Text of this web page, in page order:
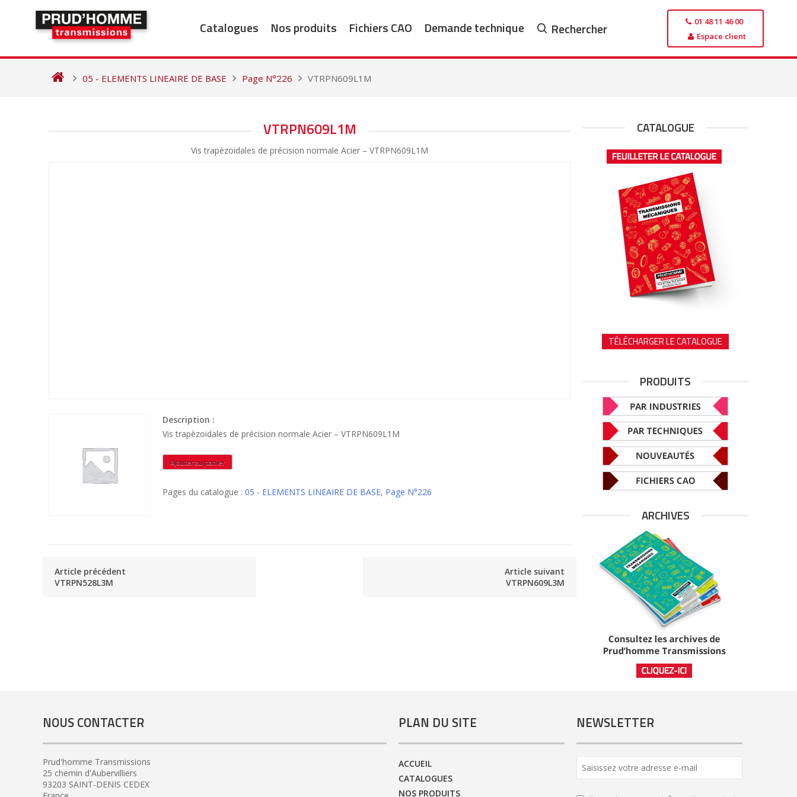
Catalogues Nos produits Fichiers CAO Demande technique Rechercher
01 48 11 46 00
Espace client
05 - ELEMENTS LINEAIRE DE BASE Page N°226 VTRPN609L1M
VTRPN609L1M
Vis trapèzoidales de précision normale Acier – VTRPN609L1M
Description :
Vis trapèzoidales de précision normale Acier – VTRPN609L1M
quantité
de
Ajouter au panier
Pages du catalogue : 05 - ELEMENTS LINEAIRE DE BASE, Page N°226
Article précédent
VTRPN528L3M
Article suivant
VTRPN609L3M
CATALOGUE
TÉLÉCHARGER LE CATALOGUE
PRODUITS
ARCHIVES
NOUS CONTACTER
Prud'homme Transmissions
25 chemin d'Aubervilliers
93203 SAINT-DENIS CEDEX
PLAN DU SITE
ACCUEIL
CATALOGUES
NOS PRODUITS
NEWSLETTER